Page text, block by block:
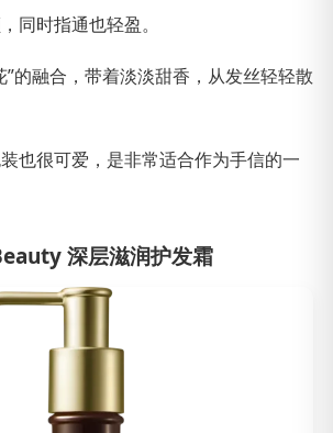
同时指通也轻盈。
”的融合，带着淡淡甜香，从发丝轻轻散
也很可爱，是非常适合作为手信的一
深层滋润护发霜